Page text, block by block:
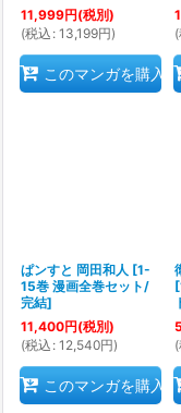
11,999円(税別)
(税込 : 13,199円)
このマンガを購入
(
ぱンすと 岡田和人 [1-
15巻 漫画全巻セット/
完結]
11,400円(税別)
(税込 : 12,540円)
このマンガを購入
[
(